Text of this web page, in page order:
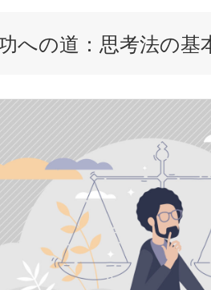
への道：思考法の基